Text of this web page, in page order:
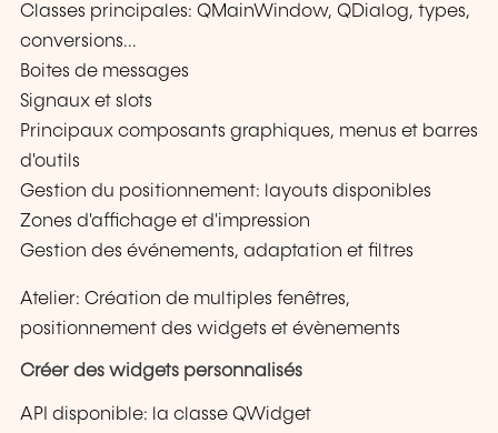
Classes principales: QMainWindow, QDialog, types,
conversions...
Boites de messages
Signaux et slots
Principaux composants graphiques, menus et barres
d'outils
Gestion du positionnement: layouts disponibles
Zones d'affichage et d'impression
Gestion des événements, adaptation et filtres
Atelier: Création de multiples fenêtres,
positionnement des widgets et évènements
Créer des widgets personnalisés
API disponible: la classe QWidget